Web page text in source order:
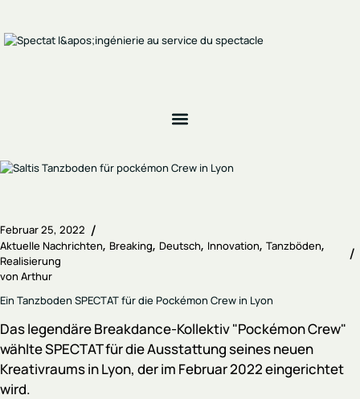
Februar 25, 2022
Aktuelle Nachrichten Breaking Deutsch Innovation Tanzböden
Realisierung
von Arthur
Ein Tanzboden SPECTAT für die Pockémon Crew in Lyon
Das legendäre Breakdance-Kollektiv "Pockémon Crew"
wählte SPECTAT für die Ausstattung seines neuen
Kreativraums in Lyon, der im Februar 2022 eingerichtet
wird.